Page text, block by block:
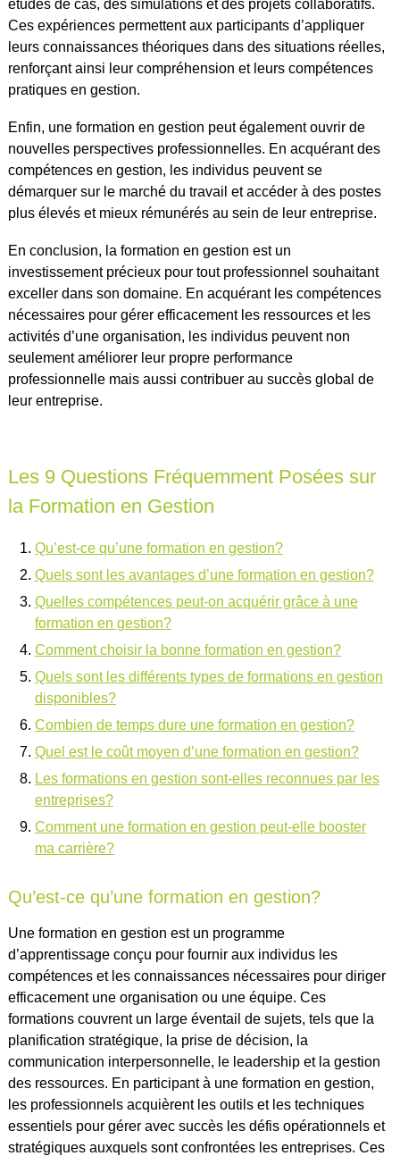
études de cas, des simulations et des projets collaboratifs.
Ces expériences permettent aux participants d’appliquer
leurs connaissances théoriques dans des situations réelles,
renforçant ainsi leur compréhension et leurs compétences
pratiques en gestion.
Enfin, une formation en gestion peut également ouvrir de
nouvelles perspectives professionnelles. En acquérant des
compétences en gestion, les individus peuvent se
démarquer sur le marché du travail et accéder à des postes
plus élevés et mieux rémunérés au sein de leur entreprise.
En conclusion, la formation en gestion est un
investissement précieux pour tout professionnel souhaitant
exceller dans son domaine. En acquérant les compétences
nécessaires pour gérer efficacement les ressources et les
activités d’une organisation, les individus peuvent non
seulement améliorer leur propre performance
professionnelle mais aussi contribuer au succès global de
leur entreprise.
Les 9 Questions Fréquemment Posées sur
la Formation en Gestion
Qu’est-ce qu’une formation en gestion?
Quels sont les avantages d’une formation en gestion?
Quelles compétences peut-on acquérir grâce à une
formation en gestion?
Comment choisir la bonne formation en gestion?
Quels sont les différents types de formations en gestion
disponibles?
Combien de temps dure une formation en gestion?
Quel est le coût moyen d’une formation en gestion?
Les formations en gestion sont-elles reconnues par les
entreprises?
Comment une formation en gestion peut-elle booster
ma carrière?
Qu’est-ce qu’une formation en gestion?
Une formation en gestion est un programme
d’apprentissage conçu pour fournir aux individus les
compétences et les connaissances nécessaires pour diriger
efficacement une organisation ou une équipe. Ces
formations couvrent un large éventail de sujets, tels que la
planification stratégique, la prise de décision, la
communication interpersonnelle, le leadership et la gestion
des ressources. En participant à une formation en gestion,
les professionnels acquièrent les outils et les techniques
essentiels pour gérer avec succès les défis opérationnels et
stratégiques auxquels sont confrontées les entreprises. Ces